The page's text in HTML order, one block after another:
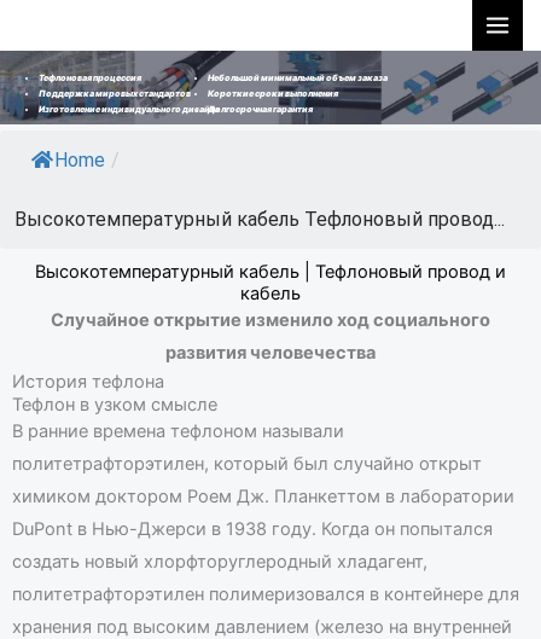
к
содержимому
Тефлоновая процессия
Поддержка мировых стандартов
Изготовление индивидуального дизайна
Небольшой минимальный объем заказа
Короткие сроки выполнения
Долгосрочная гарантия
Home /
Высокотемпературный кабель Тефлоновый провод...
Высокотемпературный кабель | Тефлоновый провод и
кабель
Случайное открытие изменило ход социального
развития человечества
История тефлона
Тефлон в узком смысле
В ранние времена тефлоном называли
политетрафторэтилен, который был случайно открыт
химиком доктором Роем Дж. Планкеттом в лаборатории
DuPont в Нью-Джерси в 1938 году. Когда он попытался
создать новый хлорфторуглеродный хладагент,
политетрафторэтилен полимеризовался в контейнере для
хранения под высоким давлением (железо на внутренней